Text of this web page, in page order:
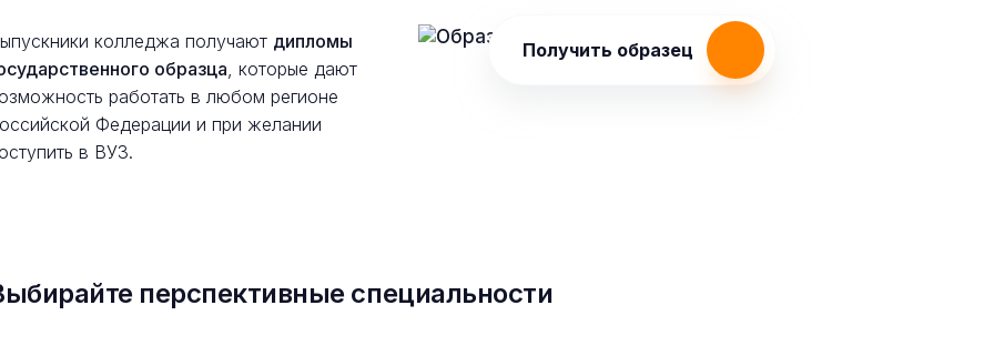
колледжа получают дипломы
образца , которые дают
работать в любом регионе
Федерации и при желании
в ВУЗ.
Получить образец
перспективные специальности